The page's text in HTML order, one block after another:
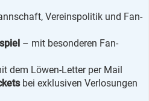
Vereinspolitik und Fan-
– mit besonderen Fan-
dem Löwen-Letter per Mail
bei exklusiven Verlosungen